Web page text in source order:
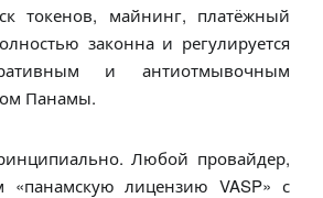
токенов, майнинг, платёжный
законна и регулируется
и антиотмывочным
Панамы.
Любой провайдер,
лицензию VASP» с